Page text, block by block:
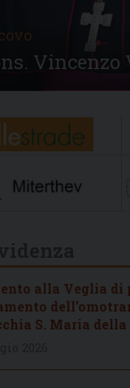
Vincenzo
alla Veglia di
S. Maria